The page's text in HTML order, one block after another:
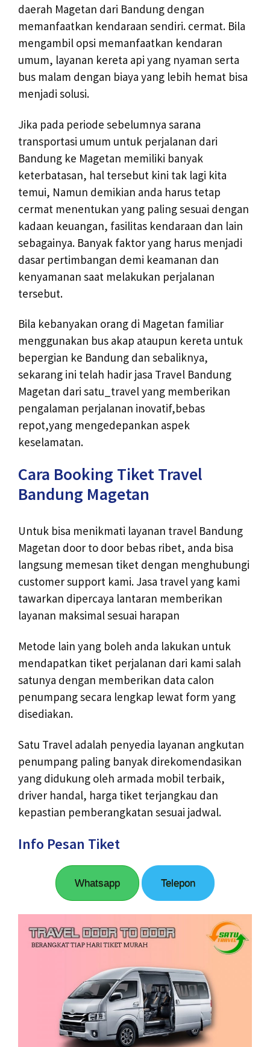
daerah Magetan dari Bandung dengan
memanfaatkan kendaraan sendiri. cermat. Bila
mengambil opsi memanfaatkan kendaran
umum, layanan kereta api yang nyaman serta
bus malam dengan biaya yang lebih hemat bisa
menjadi solusi.
Jika pada periode sebelumnya sarana
transportasi umum untuk perjalanan dari
Bandung ke Magetan memiliki banyak
keterbatasan, hal tersebut kini tak lagi kita
temui, Namun demikian anda harus tetap
cermat menentukan yang paling sesuai dengan
kadaan keuangan, fasilitas kendaraan dan lain
sebagainya. Banyak faktor yang harus menjadi
dasar pertimbangan demi keamanan dan
kenyamanan saat melakukan perjalanan
tersebut.
Bila kebanyakan orang di Magetan familiar
menggunakan bus akap ataupun kereta untuk
bepergian ke Bandung dan sebaliknya,
sekarang ini telah hadir jasa Travel Bandung
Magetan dari satu_travel yang memberikan
pengalaman perjalanan inovatif,bebas
repot,yang mengedepankan aspek
keselamatan.
Cara Booking Tiket Travel
Bandung Magetan
Untuk bisa menikmati layanan travel Bandung
Magetan door to door bebas ribet, anda bisa
langsung memesan tiket dengan menghubungi
customer support kami. Jasa travel yang kami
tawarkan dipercaya lantaran memberikan
layanan maksimal sesuai harapan
Metode lain yang boleh anda lakukan untuk
mendapatkan tiket perjalanan dari kami salah
satunya dengan memberikan data calon
penumpang secara lengkap lewat form yang
disediakan.
Satu Travel adalah penyedia layanan angkutan
penumpang paling banyak direkomendasikan
yang didukung oleh armada mobil terbaik,
driver handal, harga tiket terjangkau dan
kepastian pemberangkatan sesuai jadwal.
Info Pesan Tiket
Whatsapp Telepon